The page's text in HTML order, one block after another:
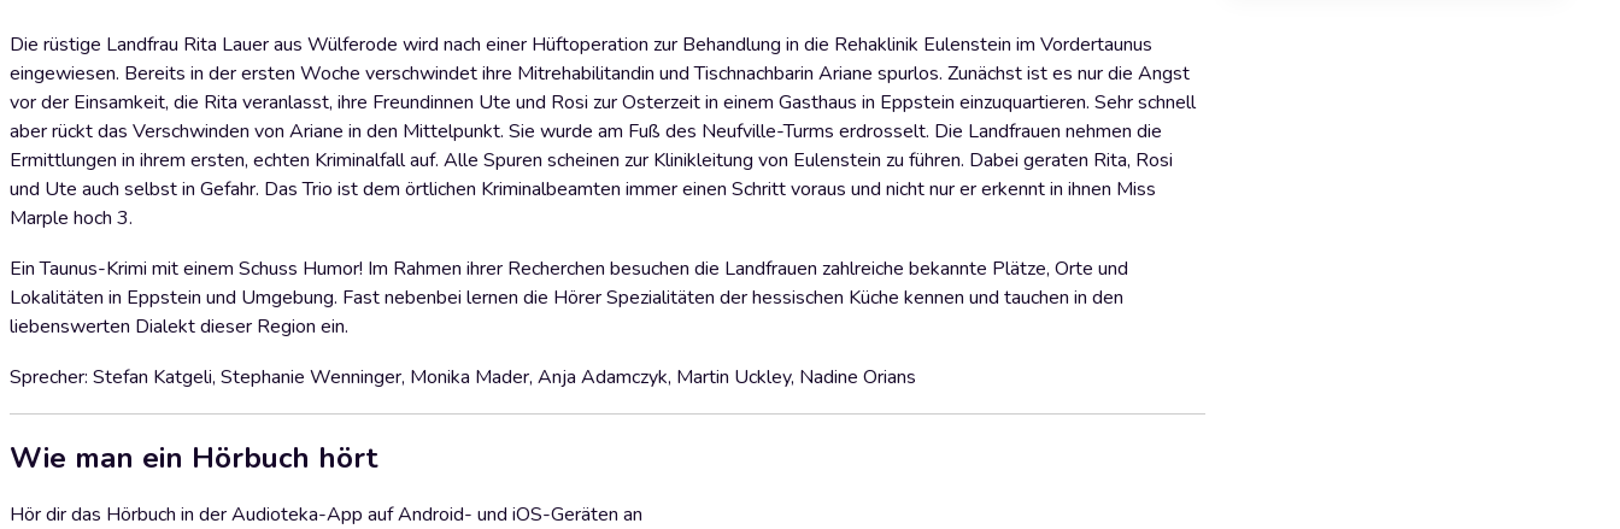
Die rüstige Landfrau Rita Lauer aus Wülferode wird nach einer Hüftoperation zur Behandlung in die Rehaklinik Eulenstein im Vordertaunus
eingewiesen. Bereits in der ersten Woche verschwindet ihre Mitrehabilitandin und Tischnachbarin Ariane spurlos. Zunächst ist es nur die Angst
vor der Einsamkeit, die Rita veranlasst, ihre Freundinnen Ute und Rosi zur Osterzeit in einem Gasthaus in Eppstein einzuquartieren. Sehr schnell
aber rückt das Verschwinden von Ariane in den Mittelpunkt. Sie wurde am Fuß des Neufville-Turms erdrosselt. Die Landfrauen nehmen die
Ermittlungen in ihrem ersten, echten Kriminalfall auf. Alle Spuren scheinen zur Klinikleitung von Eulenstein zu führen. Dabei geraten Rita, Rosi
und Ute auch selbst in Gefahr. Das Trio ist dem örtlichen Kriminalbeamten immer einen Schritt voraus und nicht nur er erkennt in ihnen Miss
Marple hoch 3.
Ein Taunus-Krimi mit einem Schuss Humor! Im Rahmen ihrer Recherchen besuchen die Landfrauen zahlreiche bekannte Plätze, Orte und
Lokalitäten in Eppstein und Umgebung. Fast nebenbei lernen die Hörer Spezialitäten der hessischen Küche kennen und tauchen in den
liebenswerten Dialekt dieser Region ein.
Sprecher: Stefan Katgeli, Stephanie Wenninger, Monika Mader, Anja Adamczyk, Martin Uckley, Nadine Orians
Wie man ein Hörbuch hört
Hör dir das Hörbuch in der Audioteka-App auf Android- und iOS-Geräten an